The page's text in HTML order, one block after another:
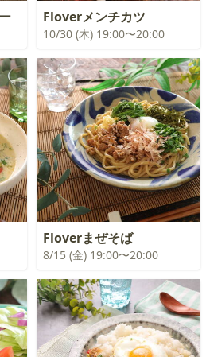
Floverメンチカツ
10/30 (木) 19:00〜20:00
Floverまぜそば
8/15 (金) 19:00〜20:00